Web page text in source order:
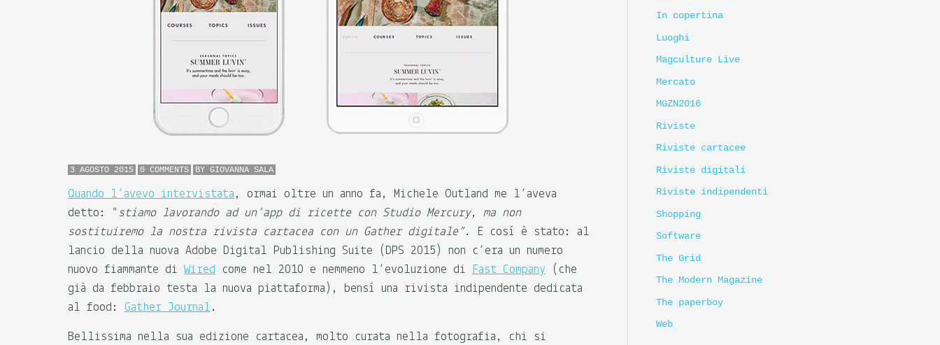
3 AGOSTO 2015 0 COMMENTS BY GIOVANNA SALA
Quando l’avevo intervistata , ormai oltre un anno fa, Michele Outland me l’aveva
detto: “stiamo lavorando ad un’app di ricette con Studio Mercury, ma non
sostituiremo la nostra rivista cartacea con un Gather digitale”. E così è stato: al
lancio della nuova Adobe Digital Publishing Suite (DPS 2015) non c’era un numero
nuovo fiammante di Wired come nel 2010 e nemmeno l’evoluzione di Fast Company (che
già da febbraio testa la nuova piattaforma), bensì una rivista indipendente dedicata
al food: Gather Journal .
Bellissima nella sua edizione cartacea, molto curata nella fotografia, chi si
In copertina
Luoghi
Magculture Live
Mercato
MGZN2016
Riviste
Riviste cartacee
Riviste digitali
Riviste indipendenti
Shopping
Software
The Grid
The Modern Magazine
The paperboy
Web